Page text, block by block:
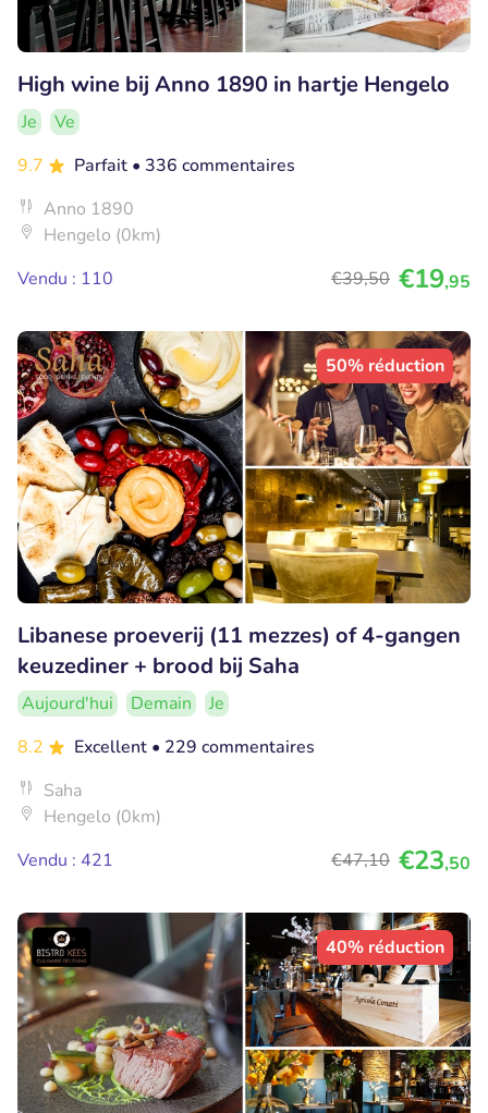
High wine bij Anno 1890 in hartje Hengelo
Je
Ve
9.7
Parfait • 336 commentaires
Anno 1890
Hengelo (0km)
Vendu : 110
€39,50 €19,95
50% réduction
Libanese proeverij (11 mezzes) of 4-gangen
keuzediner + brood bij Saha
Aujourd'hui Demain
Je
8.2
Excellent • 229 commentaires
Saha
Hengelo (0km)
Vendu : 421
€47,10 €23,50
40% réduction